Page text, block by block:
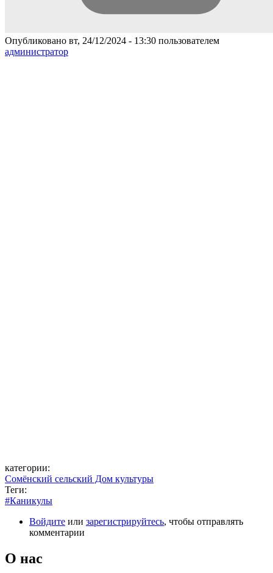
Опубликовано вт, 24/12/2024 - 13:30 пользователем
администратор
категории:
Сомёнский сельский Дом культуры
Теги:
#Каникулы
Войдите или зарегистрируйтесь, чтобы отправлять
комментарии
О нас